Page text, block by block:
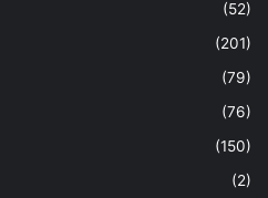
(52)
(201)
(79)
(76)
(150)
(2)